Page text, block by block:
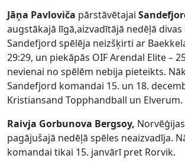
Jāņa Pavloviča pārstāvētajai
augstākajā līgā,aizvadītājā nedēļā divas
Sandefjord spēlēja neizšķirti ar
29:29, un piekāpās OIF Arendal Elite –
nevienai no spēlēm nebija pieteikts.
Sandefjord komandai 15. un 18.
Kristiansand Topphandball un Elverum.
Raivja Gorbunova Bergsoy,
pagājušajā nedēļā spēles neaizvadīja.
komandai tikai 15. janvārī pret Rorvik.